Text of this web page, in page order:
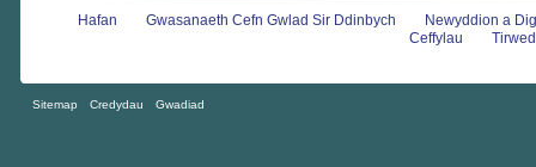
Hafan Gwasanaeth Cefn Gwlad Sir Ddinbych
Newyddion a
Ceffylau
Sitemap Credydau Gwadiad